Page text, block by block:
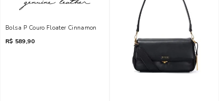
Bolsa P Couro Floater Cinnamon
R$ 589,90